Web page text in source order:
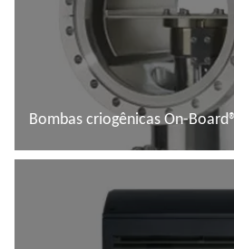
Bombas criogênicas On-